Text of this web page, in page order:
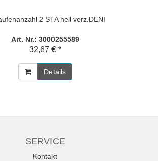
2 STA hell verz.DENI
Art. Nr.: 3000255589
32,67 € *
Details
SERVICE
Kontakt